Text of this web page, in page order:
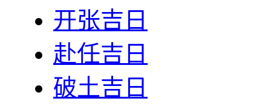
开张吉日
赴任吉日
破土吉日